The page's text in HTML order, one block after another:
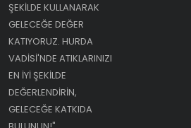
ŞEKILDE KULLANARAK
GELECEĞE DEĞER
KATIYORUZ. HURDA
VADISI'NDE ATIKLARINIZI
EN IYI ŞEKILDE
DEĞERLENDIRIN,
GELECEĞE KATKIDA